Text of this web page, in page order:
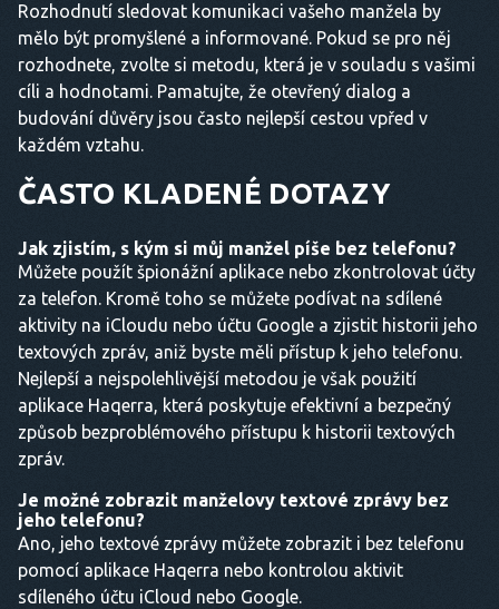
Rozhodnutí sledovat komunikaci vašeho manžela by
mělo být promyšlené a informované. Pokud se pro něj
rozhodnete, zvolte si metodu, která je v souladu s vašimi
cíli a hodnotami. Pamatujte, že otevřený dialog a
budování důvěry jsou často nejlepší cestou vpřed v
každém vztahu.
ČASTO KLADENÉ DOTAZY
Jak zjistím, s kým si můj manžel píše bez telefonu?
Můžete použít špionážní aplikace nebo zkontrolovat účty
za telefon. Kromě toho se můžete podívat na sdílené
aktivity na iCloudu nebo účtu Google a zjistit historii jeho
textových zpráv, aniž byste měli přístup k jeho telefonu.
Nejlepší a nejspolehlivější metodou je však použití
aplikace Haqerra, která poskytuje efektivní a bezpečný
způsob bezproblémového přístupu k historii textových
zpráv.
Je možné zobrazit manželovy textové zprávy bez
jeho telefonu?
Ano, jeho textové zprávy můžete zobrazit i bez telefonu
pomocí aplikace Haqerra nebo kontrolou aktivit
sdíleného účtu iCloud nebo Google.